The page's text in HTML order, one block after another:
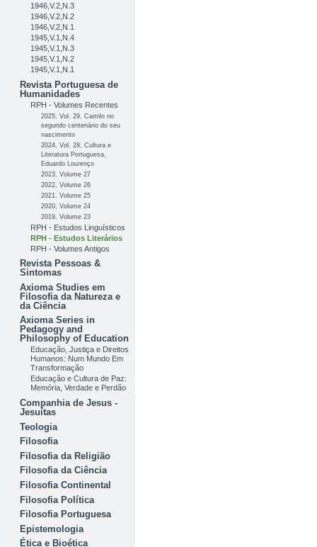
1946,V.2,N.3
1946,V.2,N.2
1946,V.2,N.1
1945,V.1,N.4
1945,V.1,N.3
1945,V.1,N.2
1945,V.1,N.1
Revista Portuguesa de
Humanidades
RPH - Volumes Recentes
2025, Vol. 29, Camilo no
segundo centenário do seu
nascimento
2024, Vol. 28, Cultura e
Literatura Portuguesa,
Eduardo Lourenço
2023, Volume 27
2022, Volume 26
2021, Volume 25
2020, Volume 24
2019, Volume 23
RPH - Estudos Linguísticos
RPH - Estudos Literários
RPH - Volumes Antigos
Revista Pessoas &
Sintomas
Axioma Studies em
Filosofia da Natureza e
da Ciência
Axioma Series in
Pedagogy and
Philosophy of Education
Educação, Justiça e Direitos
Humanos: Num Mundo Em
Transformação
Educação e Cultura de Paz:
Memória, Verdade e Perdão
Companhia de Jesus -
Jesuítas
Teologia
Filosofia
Filosofia da Religião
Filosofia da Ciência
Filosofia Continental
Filosofia Política
Filosofia Portuguesa
Epistemologia
Ética e Bioética